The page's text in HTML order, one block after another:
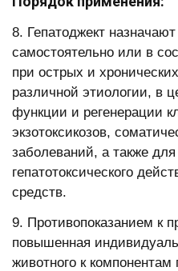
8. Гепатоджект
самостоятельно или в
при острых и
различной этиологии, в
функции и регенерации
экзотоксикозов,
заболеваний, а также
гепатотоксического
средств.
9. Противопоказанием к
повышенная
животного к